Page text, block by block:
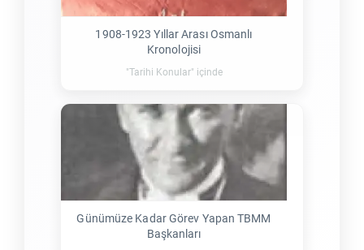
1908-1923 Yıllar Arası Osmanlı
Kronolojisi
"Tarihi Konular" içinde
Günümüze Kadar Görev Yapan TBMM
Başkanları